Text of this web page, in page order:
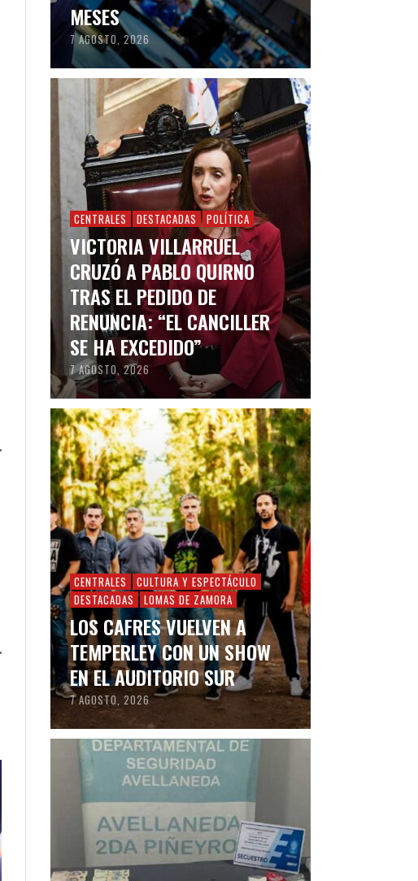
MESES
7 AGOSTO, 2026
CENTRALES DESTACADAS POLÍTICA
VICTORIA VILLARRUEL
CRUZÓ A PABLO QUIRNO
TRAS EL PEDIDO DE
RENUNCIA: “EL CANCILLER
SE HA EXCEDIDO”
7 AGOSTO, 2026
CENTRALES
CULTURA Y ESPECTÁCULO
DESTACADAS
LOMAS DE ZAMORA
LOS CAFRES VUELVEN A
TEMPERLEY CON UN SHOW
EN EL AUDITORIO SUR
7 AGOSTO, 2026